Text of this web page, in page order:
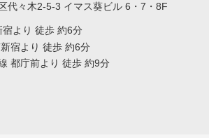
代々木2-5-3 イマス葵ビル 6・7・8F
宿より 徒歩 約6分
宿より 徒歩 約6分
都庁前より 徒歩 約9分